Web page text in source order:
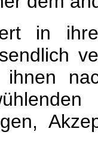
in
ihnen